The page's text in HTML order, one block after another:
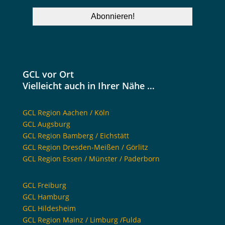
GCL vor Ort
Vielleicht auch in Ihrer Nähe …
GCL Region Aachen / Köln
GCL Augsburg
GCL Region Bamberg / Eichstätt
GCL Region Dresden-Meißen / Görlitz
GCL Region Essen / Münster / Paderborn
GCL Freiburg
GCL Hamburg
GCL Hildesheim
GCL Region Mainz / Limburg /Fulda